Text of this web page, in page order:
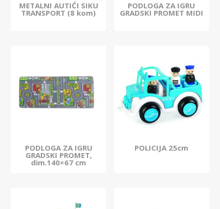
METALNI AUTIĆI SIKU
TRANSPORT (8 kom)
PODLOGA ZA IGRU
GRADSKI PROMET MIDI
PODLOGA ZA IGRU
GRADSKI PROMET,
dim.140×67 cm
POLICIJA 25cm